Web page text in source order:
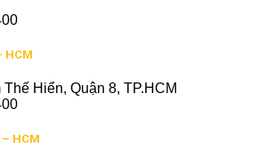
HCM
Thế Hiển, Quận 8, TP.HCM
– HCM